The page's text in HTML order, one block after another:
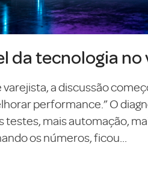
da tecnologia no
a discussão
performance.” O
testes, mais automação,
os números, ficou...